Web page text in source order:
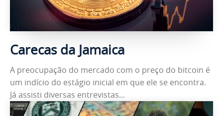
Carecas da Jamaica
A preocupação do mercado com o preço do bitcoin é
um indício do estágio inicial em que ele se encontra.
Já assisti diversas entrevistas...